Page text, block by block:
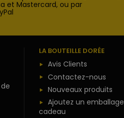
et Mastercard, ou par
LA BOUTEILLE DORÉE
Avis Clients
Contactez-nous
Nouveaux produits
Ajoutez un emballage
cadeau